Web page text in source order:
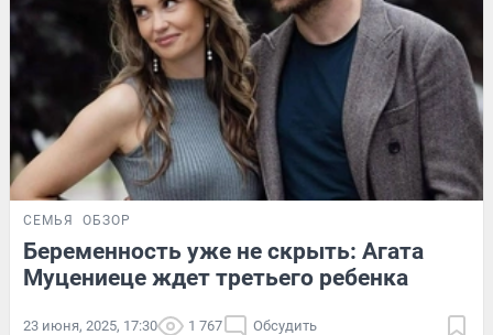
СЕМЬЯ ОБЗОР
Беременность уже не скрыть: Агата
Муцениеце ждет третьего ребенка
23 июня, 2025, 17:30 1 767 Обсудить